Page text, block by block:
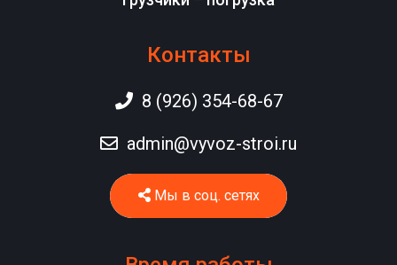
Контакты
8 (926) 354-68-67
admin@vyvoz-stroi.ru
Мы в соц. сетях